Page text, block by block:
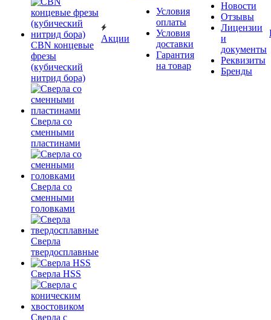
CBN концевые
фрезы
(кубический
нитрид бора)
Сверла со
сменными
пластинами
Сверла со
сменными
головками
Сверла
твердосплавные
Сверла HSS
Сверла с
Акции
Условия
оплаты
Условия
доставки
Гарантия
на товар
Новости
Отзывы
Лицензии
и
документы
Реквизиты
Бренды